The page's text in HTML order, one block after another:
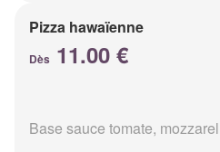
Pizza hawaïenne
Dès 11.00 €
Base sauce tomate,